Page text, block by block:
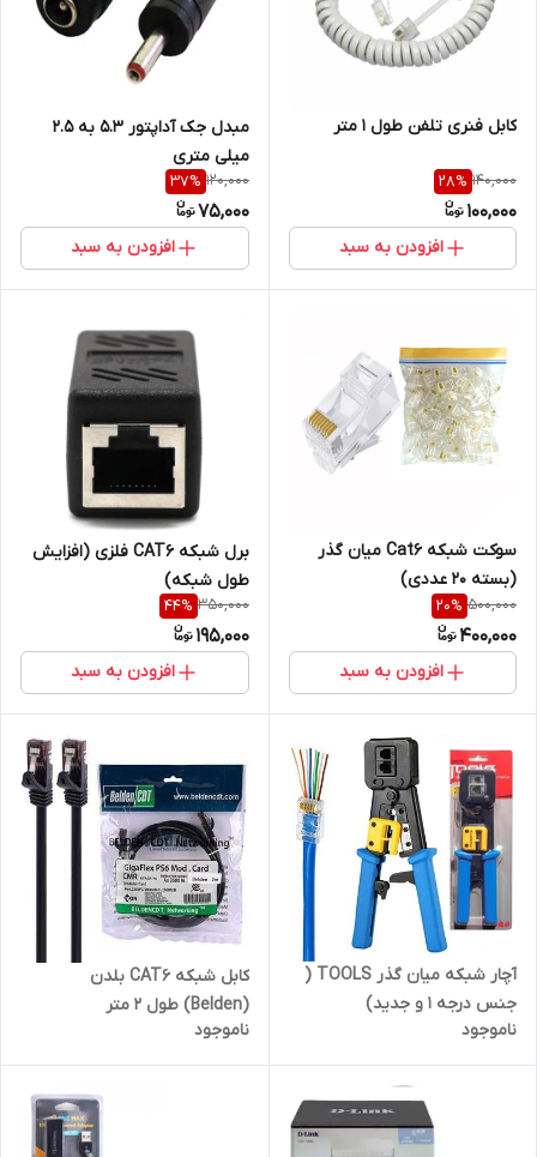
کابل فنری تلفن طول 1 متر
140,000
28%
100,000
افزودن به سبد
مبدل جک آداپتور 5.3 به 2.5
میلی متری
120,000
37%
75,000
افزودن به سبد
سوکت شبکه Cat6 میان گذر
(بسته 20 عددی)
500,000
20%
400,000
افزودن به سبد
برل شبکه CAT6 فلزی (افزایش
طول شبکه)
350,000
44%
195,000
افزودن به سبد
آچار شبکه میان گذر TOOLS (
جنس درجه 1 و جدید)
ناموجود
کابل شبکه CAT6 بلدن
(Belden) طول 2 متر
ناموجود